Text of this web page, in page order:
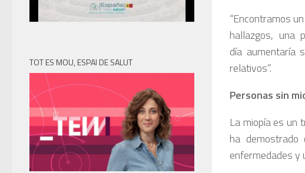
“Encontramos
hallazgos, una
día aumentaría
relativos”.
Personas sin
La miopía es un
ha
enfermedades y
TOT ES MOU, ESPAI DE SALUT